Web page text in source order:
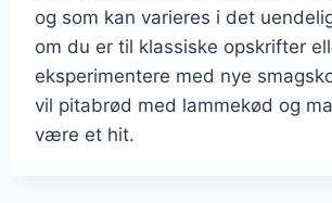
og som kan varieres i det
om du er til klassiske opskrifter
eksperimentere med nye
vil pitabrød med lammekød og
være et hit.